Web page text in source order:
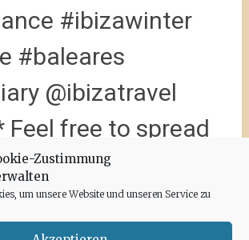
Zustimmung
um unsere Website und unseren Service zu
#ibizawinter
#baleares
@ibizatravel
free to spread
our pictures!
Del Río, Islas